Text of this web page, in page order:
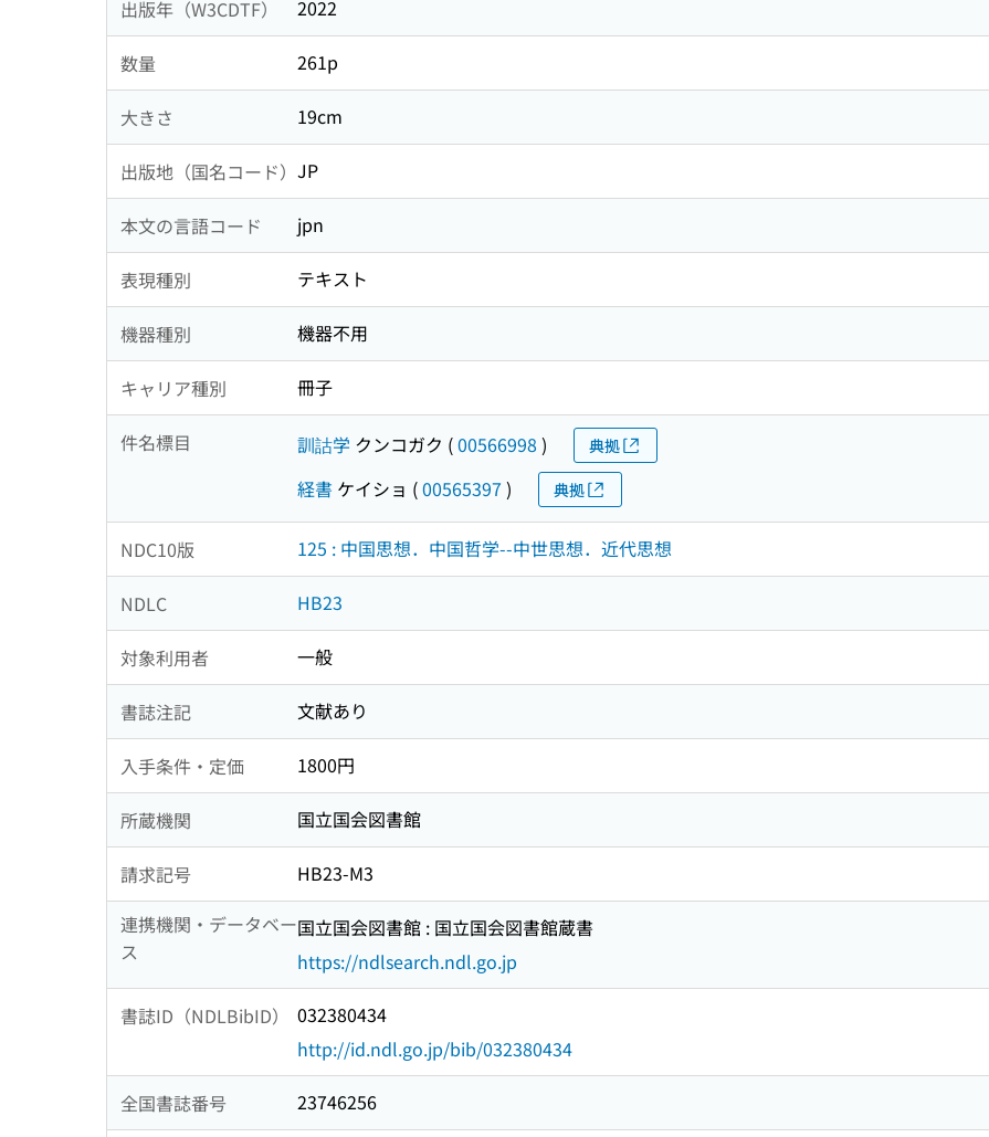
出版年（W3CDTF） 2022
数量 261p
大きさ 19cm
出版地（国名コード） JP
本文の言語コード jpn
表現種別 テキスト
機器種別 機器不用
キャリア種別 冊子
件名標目 訓詁学 クンコガク (00566998 ) 典拠
経書 ケイショ (00565397 ) 典拠
NDC10版 125 : 中国思想．中国哲学--中世思想．近代思想
NDLC HB23
対象利用者 一般
書誌注記 文献あり
入手条件・定価 1800円
所蔵機関 国立国会図書館
請求記号
HB23-M3
連携機関・データベー
ス
国立国会図書館 : 国立国会図書館蔵書
https://ndlsearch.ndl.go.jp
書誌ID（NDLBibID）
032380434
http://id.ndl.go.jp/bib/032380434
全国書誌番号 23746256